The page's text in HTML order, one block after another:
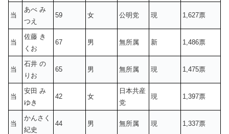
当
あべ み
つえ
59 女 公明党 現 1,627票
当
佐藤 き
くお
67 男 無所属 新 1,486票
当
石井 の
りお
65 男 無所属 現 1,475票
当
安田 み
ゆき
42 女
日本共産
党
現 1,397票
当
かんさく
紀史
44 男 無所属 現 1,337票